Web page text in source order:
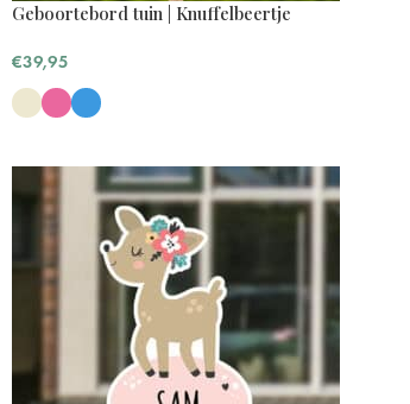
Geboortebord tuin | Knuffelbeertje
€39,95